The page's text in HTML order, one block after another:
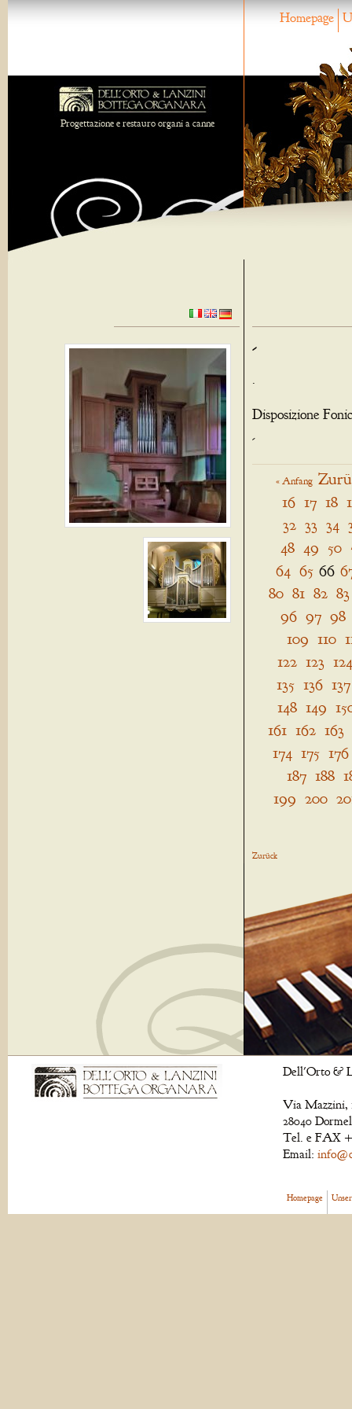
Homepage
Progettazione e restauro organi a canne
-
.
Disposizione
-
« Anfang
16 17 18
32 33 34
48 49 50
64 65 66
80 81 82 83
96 97 98
109 110
122 123 124
135 136 137
148 149
161 162 163
174 175 176
187 188
199 200
Zurück
Dell'Orto &
Via Mazzini,
28040
Tel. e FAX
Email:
Homepage